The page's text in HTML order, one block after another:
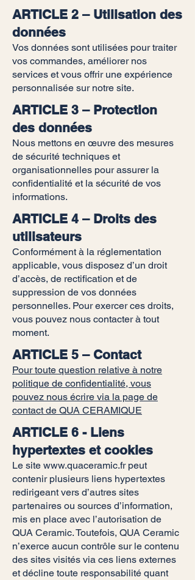
ARTICLE 2 – Utilisation des
données
Vos données sont utilisées pour traiter
vos commandes, améliorer nos
services et vous offrir une expérience
personnalisée sur notre site.
ARTICLE 3 – Protection
des données
Nous mettons en œuvre des mesures
de sécurité techniques et
organisationnelles pour assurer la
confidentialité et la sécurité de vos
informations.
ARTICLE 4 – Droits des
utilisateurs
Conformément à la réglementation
applicable, vous disposez d’un droit
d’accès, de rectification et de
suppression de vos données
personnelles. Pour exercer ces droits,
vous pouvez nous contacter à tout
moment.
ARTICLE 5 – Contact
Pour toute question relative à notre
politique de confidentialité, vous
pouvez nous écrire via la page de
contact de QUA CERAMIQUE
ARTICLE 6 - Liens
hypertextes et cookies
Le site www.quaceramic.frpeut
contenir plusieurs liens hypertextes
redirigeant vers d’autres sites
partenaires ou sources d’information,
mis en place avec l’autorisation de
QUA Ceramic. Toutefois, QUA Ceramic
n’exerce aucun contrôle sur le contenu
des sites visités via ces liens externes
et décline toute responsabilité quant